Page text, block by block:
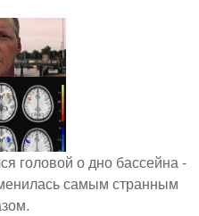
головой о дно бассейна -
самым странным